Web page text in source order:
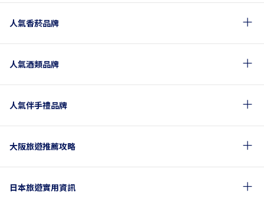
人氣香菸品牌
人氣酒類品牌
人氣伴手禮品牌
大阪旅遊推薦攻略
日本旅遊實用資訊